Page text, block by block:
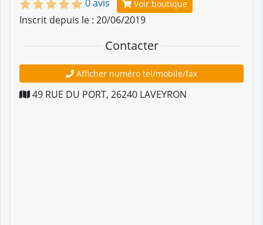
0 avis
Voir boutique
Inscrit depuis le : 20/06/2019
Contacter
Afficher numéro tel/mobile/fax
49 RUE DU PORT, 26240 LAVEYRON